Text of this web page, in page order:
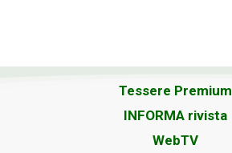
Tessere Premium
INFORMA rivista
WebTV